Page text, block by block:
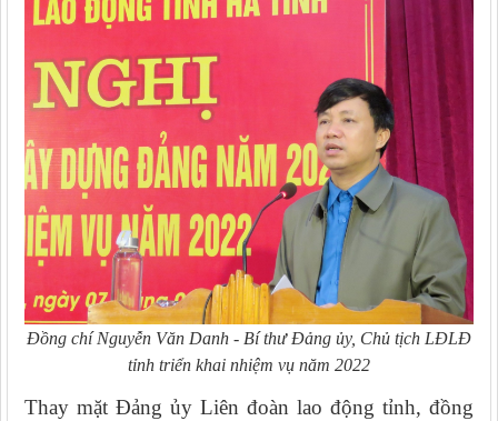
Đồng chí Nguyễn Văn Danh - Bí thư Đảng ủy, Chủ tịch LĐLĐ
tỉnh triển khai nhiệm vụ năm 2022
Thay mặt Đảng ủy Liên đoàn lao động tỉnh, đồng